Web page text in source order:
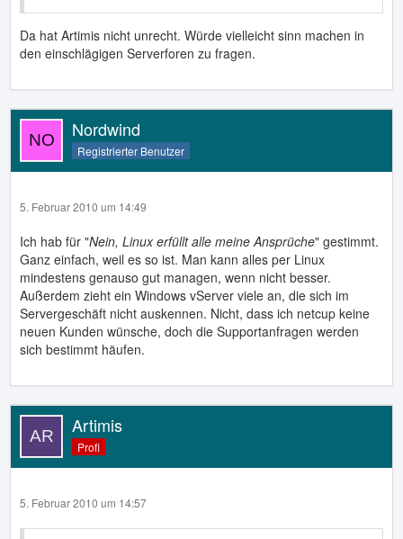
Da hat Artimis nicht unrecht. Würde vielleicht sinn machen in
den einschlägigen Serverforen zu fragen.
Nordwind
Registrierter Benutzer
5. Februar 2010 um 14:49
Ich hab für "Nein, Linux erfüllt alle meine Ansprüche" gestimmt.
Ganz einfach, weil es so ist. Man kann alles per Linux
mindestens genauso gut managen, wenn nicht besser.
Außerdem zieht ein Windows vServer viele an, die sich im
Servergeschäft nicht auskennen. Nicht, dass ich netcup keine
neuen Kunden wünsche, doch die Supportanfragen werden
sich bestimmt häufen.
Artimis
Profi
5. Februar 2010 um 14:57